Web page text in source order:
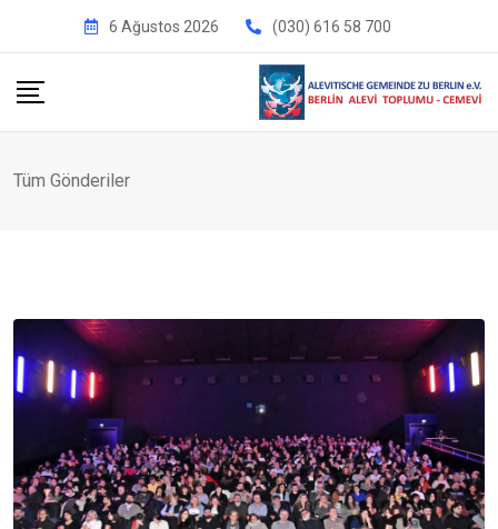
6 Ağustos 2026 (030) 616 58 700
Tüm Gönderiler